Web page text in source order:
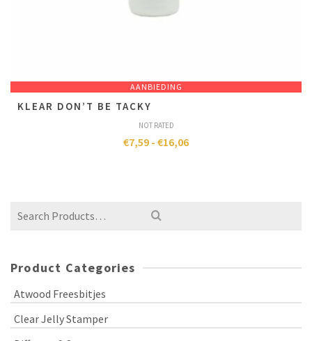
AANBIEDING
KLEAR DON’T BE TACKY
NOT RATED
€7,59 - €16,06
Product Categories
Atwood Freesbitjes
Clear Jelly Stamper